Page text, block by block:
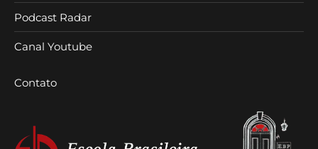
Podcast Radar
Canal Youtube
Contato